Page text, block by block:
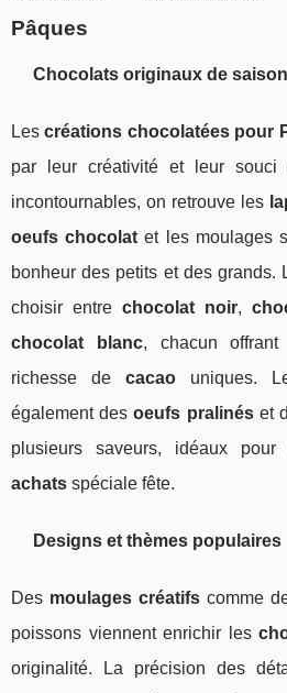
Pâques
Chocolats originaux de saison
Lescréations chocolatées pour
par leur créativité et leur
incontournables, on retrouve les
oeufs chocolat et les moulages
bonheur des petits et des grands.
choisir entrechocolat noir,
chocolat blanc, chacun
richesse de cacaouniques.
également desoeufs pralinéset
plusieurs saveurs, idéaux
achats spéciale fête.
Designs et thèmes populaires
Des moulages créatifs comme
poissons viennent enrichir les
originalité. La précision des